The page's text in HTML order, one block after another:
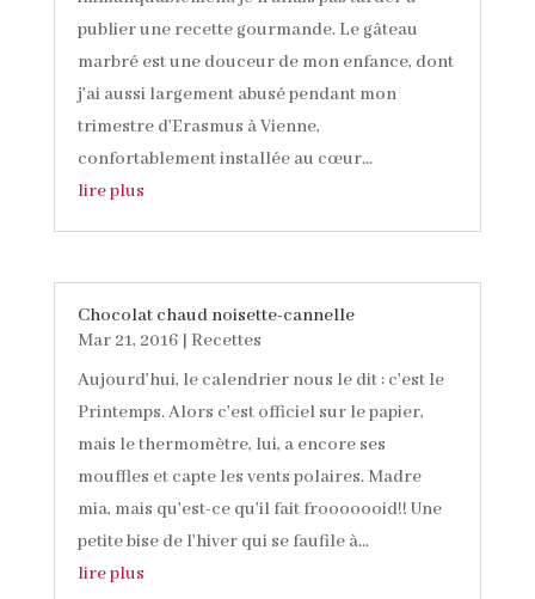
publier une recette gourmande. Le gâteau
marbré est une douceur de mon enfance, dont
j'ai aussi largement abusé pendant mon
trimestre d'Erasmus à Vienne,
confortablement installée au cœur...
lire plus
Chocolat chaud noisette-cannelle
Mar 21, 2016| Recettes
Aujourd'hui, le calendrier nous le dit : c'est le
Printemps. Alors c'est officiel sur le papier,
mais le thermomètre, lui, a encore ses
mouffles et capte les vents polaires. Madre
mia, mais qu'est-ce qu'il fait frooooooid!! Une
petite bise de l'hiver qui se faufile à...
lire plus